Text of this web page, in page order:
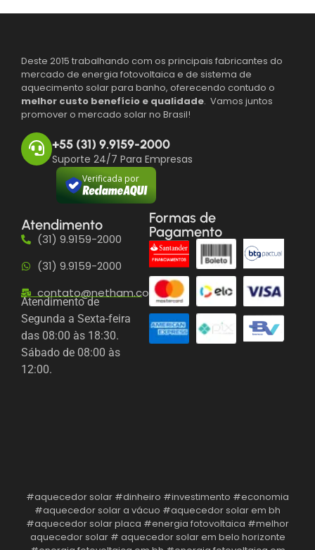
Deste 2015 trabalhando com os principais fabricantes do
mercado de energia fotovoltaica e de sistema de
aquecimento solar para banho, oferecendo contudo o
melhor custo benefício e qualidade. Vamos juntos
promover o mercado solar no Brasil!
+55 (31) 9.9159-2000
Suporte 24/7 Para Empresas
Verificada por
Atendimento
(31) 9.9159-2000
(31) 9.9159-2000
contato@netham.com.br
Atendimento de
Segunda a Sexta-feira
das 08:00 às 18:30.
Sábado de 08:00 às
12:00.
Formas de
Pagamento
#aquecedor solar #dinheiro #investimento #economia
#aquecedor solar a vácuo #aquecedor solar em bh
#aquecedor solar placa #energia fotovoltaica #melhor
aquecedor solar # aquecedor solar em belo horizonte